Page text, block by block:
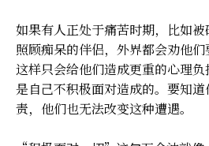
如果有人正处于痛苦时期，比如
照顾痴呆的伴侣，外界都会劝他
这样只会给他们造成更重的心理
是自己不积极面对造成的。要知
责，他们也无法改变这种遭遇。